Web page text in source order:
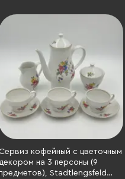
Сервиз кофейный с цветочным
на 3 персоны (9
Stadtlengsfeld